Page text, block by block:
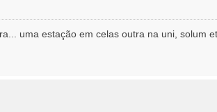
uma estação em celas outra na uni, solum